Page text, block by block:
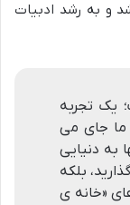
و به رشد ادبیات
یک تجربه
جای می
به دنیایی
بلکه
«خانه ی